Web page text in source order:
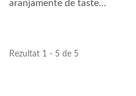
aranjamente de taste
Rezultat 1 - 5 de 5